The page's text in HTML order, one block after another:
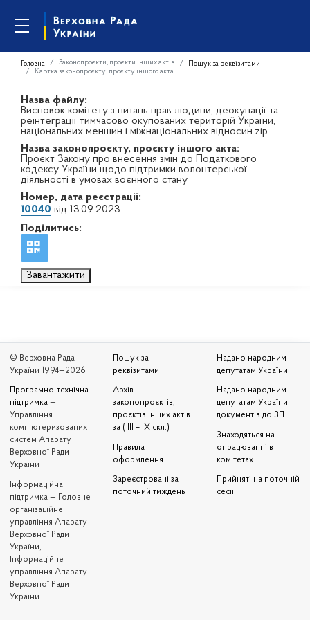
Головна Законопроєкти, проєкти інших актів
Пошук за реквізитами
Картка законопроєкту, проєкту іншого акта
Назва файлу:
Висновок комітету з питань прав людини, деокупації та
реінтеграції тимчасово окупованих територій України,
національних меншин і міжнаціональних відносин.zip
Назва законопроєкту, проєкту іншого акта:
Проєкт Закону про внесення змін до Податкового
кодексу України щодо підтримки волонтерської
діяльності в умовах воєнного стану
Номер, дата реєстрації:
10040 від 13.09.2023
Поділитись:
Завантажити
© Верховна Рада
України 1994—2026
Програмно-технічна
підтримка —
Управління
комп'ютеризованих
систем Апарату
Верховної Ради
України
Iнформаційна
підтримка — Головне
організаційне
управління Апарату
Верховної Ради
України,
Інформаційне
управління Апарату
Верховної Ради
України
Пошук за
реквізитами
Архів
законопроєктів,
проєктів інших актів
за ( III – IX скл.)
Правила
оформлення
Зареєстровані за
поточний тиждень
Надано народним
депутатам України
Надано народним
депутатам України
документів до ЗП
Знаходяться на
опрацюванні в
комітетах
Прийняті на поточній
сесії